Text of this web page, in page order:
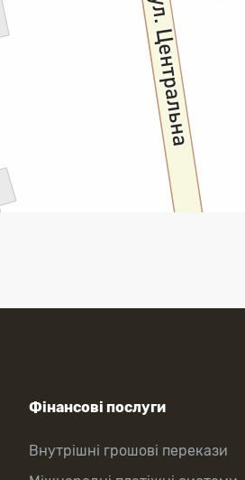
Фінансові послуги
Внутрішні грошові перекази